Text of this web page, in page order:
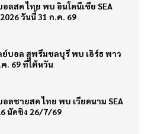
ลสด ไทย พบ อินโดนีเซีย SEA
วันนี้ 31 ก.ค. 69
ย์บอล สุพรีมชลบุรี พบ เอิร์ธ พาว
ค. 69 ที่ไต้หวัน
อลชายสด ไทย พบ เวียดนาม SEA
นัดชิง 26/7/69